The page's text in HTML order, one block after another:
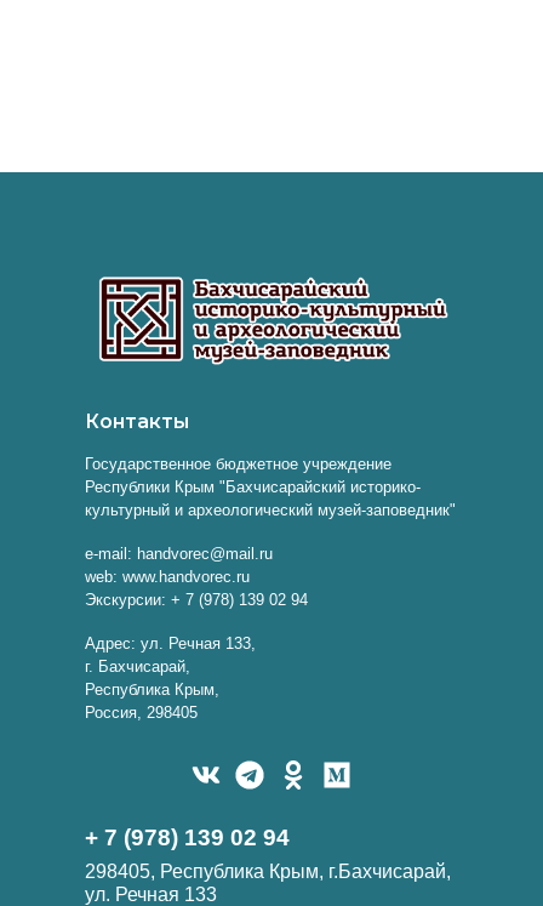
Контакты
Государственное бюджетное учреждение
Республики Крым "Бахчисарайский историко-
культурный и археологический музей-заповедник"
e-mail: handvorec@mail.ru
web: www.handvorec.ru
Экскурсии: + 7 (978) 139 02 94
Адрес: ул. Речная 133,
г. Бахчисарай,
Республика Крым,
Россия, 298405
+ 7 (978) 139 02 94
298405, Республика Крым, г.Бахчисарай,
ул. Речная 133